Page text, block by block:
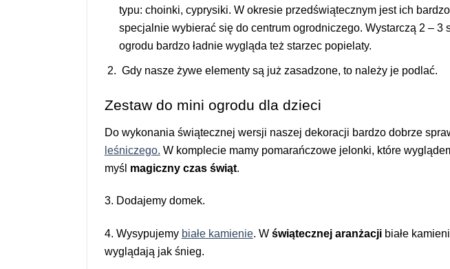
typu: choinki, cyprysiki. W okresie przedświątecznym jest ich
specjalnie wybierać się do centrum ogrodniczego. Wystarczą 2 –
ogrodu bardzo ładnie wygląda też starzec popielaty.
Gdy nasze żywe elementy są już zasadzone, to należy je podlać.
Zestaw do mini ogrodu dla dzieci
Do wykonania świątecznej wersji naszej dekoracji bardzo dobrze
leśniczego. W komplecie mamy pomarańczowe jelonki, które
myśl magiczny czas świąt.
3. Dodajemy domek.
4. Wysypujemy białe kamienie. W świątecznej aranżacjibiałe
wyglądają jak śnieg.